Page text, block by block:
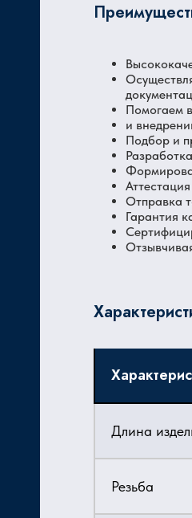
Помогаем
и
Подбор и
Отправка
Гарантия
Длина
Резьба